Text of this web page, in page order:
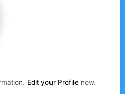
Edit your Profile now.